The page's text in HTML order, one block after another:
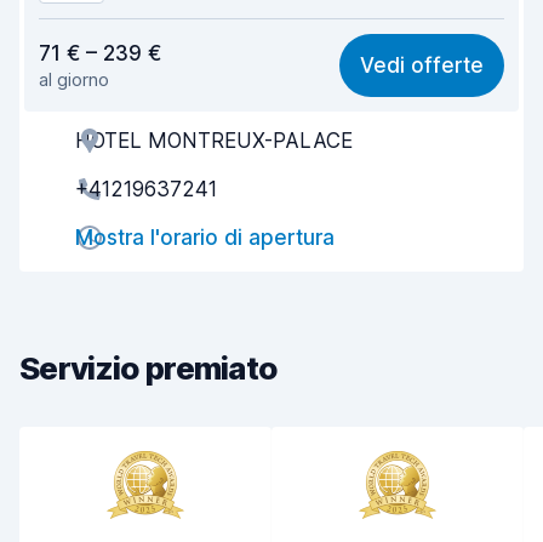
8,7
Facile da trovare 8,2
Gentilezza degli agenti
Rapidità del ritiro
Rapidità della riconsegna
Condizioni dell'auto
71 € – 239 €
al giorno
Vedi offerte
HOTEL MONTREUX-PALACE
+41219637241
Mostra l'orario di apertura
Servizio premiato